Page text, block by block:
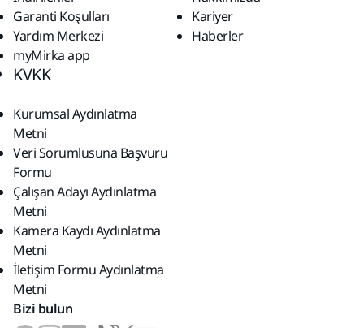
Garanti Koşulları
Yardım Merkezi
myMirka app
Kariyer
Haberler
KVKK
Kurumsal Aydınlatma
Metni
Veri Sorumlusuna Başvuru
Formu
Çalışan Adayı Aydınlatma
Metni
Kamera Kaydı Aydınlatma
Metni
İletişim Formu Aydınlatma
Metni
Bizi bulun